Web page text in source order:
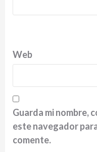
Web
Guarda mi nombre,
este navegador
comente.